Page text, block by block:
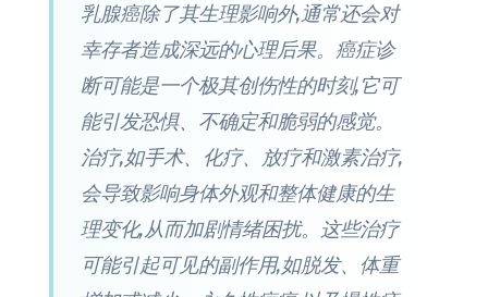
乳腺癌除了其生理影响外,通常还会对
幸存者造成深远的心理后果。癌症诊
断可能是一个极其创伤性的时刻,它可
能引发恐惧、不确定和脆弱的感觉。
治疗,如手术、化疗、放疗和激素治疗,
会导致影响身体外观和整体健康的生
理变化,从而加剧情绪困扰。这些治疗
可能引起可见的副作用,如脱发、体重